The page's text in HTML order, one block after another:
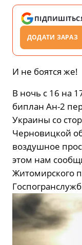
ДОДАТИ ЗАРАЗ
И не боятся же!
В ночь с 16 на
биплан Ан-2
Украины со
Черновицкой
воздушное
этом нам
Житомирского